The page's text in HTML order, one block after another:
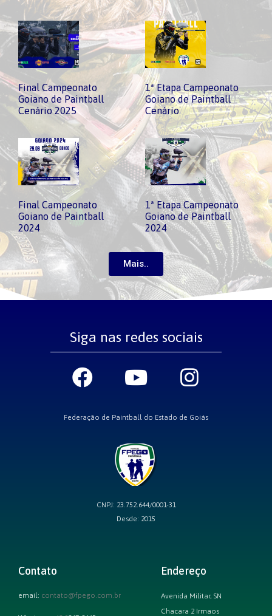
Final Campeonato
Goiano de Paintball
Cenário 2025
1ª Etapa Campeonato
Goiano de Paintball
Cenário
Final Campeonato
Goiano de Paintball
2024
1ª Etapa Campeonato
Goiano de Paintball
2024
Mais..
Siga nas redes sociais
Federação de Paintball do Estado de Goiás
CNPJ: 23.752.644/0001-31
Desde: 2015
Contato
email: contato@fpego.com.br
Endereço
Avenida Militar, SN
Chacara 2 Irmaos